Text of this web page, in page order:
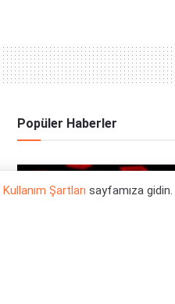
Popüler Haberler
Kullanım Şartları sayfamıza gidin.